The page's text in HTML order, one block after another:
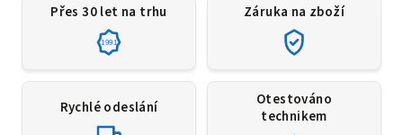
Přes 30 let na trhu
1991
Záruka na zboží
Rychlé odeslání
Otestováno
technikem